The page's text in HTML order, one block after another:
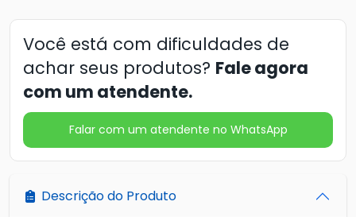
Você está com dificuldades de
achar seus produtos? Fale agora
com um atendente.
Falar com um atendente no WhatsApp
Descrição do Produto